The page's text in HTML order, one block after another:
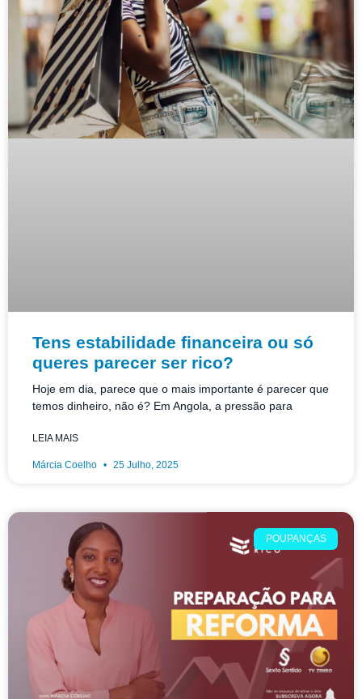
Tens estabilidade financeira ou só
queres parecer ser rico?
Hoje em dia, parece que o mais importante é parecer que
temos dinheiro, não é? Em Angola, a pressão para
LEIA MAIS
Márcia Coelho 25 Julho, 2025
POUPANÇAS